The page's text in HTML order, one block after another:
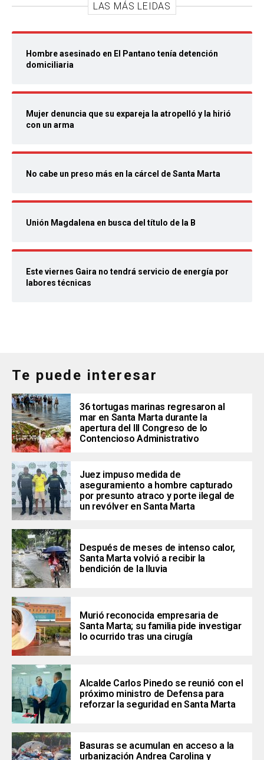
LAS MÁS LEIDAS
Hombre asesinado en El Pantano tenía detención
domiciliaria
Mujer denuncia que su expareja la atropelló y la hirió
con un arma
No cabe un preso más en la cárcel de Santa Marta
Unión Magdalena en busca del título de la B
Este viernes Gaira no tendrá servicio de energía por
labores técnicas
Te puede interesar
36 tortugas marinas regresaron al
mar en Santa Marta durante la
apertura del III Congreso de lo
Contencioso Administrativo
Juez impuso medida de
aseguramiento a hombre capturado
por presunto atraco y porte ilegal de
un revólver en Santa Marta
Después de meses de intenso calor,
Santa Marta volvió a recibir la
bendición de la lluvia
Murió reconocida empresaria de
Santa Marta; su familia pide investigar
lo ocurrido tras una cirugía
Alcalde Carlos Pinedo se reunió con el
próximo ministro de Defensa para
reforzar la seguridad en Santa Marta
Basuras se acumulan en acceso a la
urbanización Andrea Carolina y